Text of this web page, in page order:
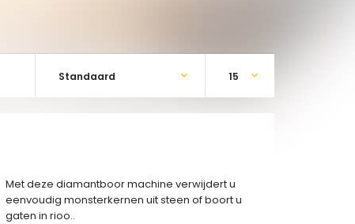
Met deze diamantboor machine verwijdert u
eenvoudig monsterkernen uit steen of boort u
gaten in rioo..